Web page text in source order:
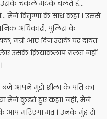
। उसके चकले मटके चलते हैं…
मैंने वितृष्णा के साथ कहा । उससे
अधिकारी, पुलिस के
मंत्री आए दिन उसके घर दावत
उसके क्रियाकलाप ग़लत नहीं
बजे आपने मुझे शीला के पति का
मैंने कुढ़ते हुए कहा। नहीं, मैंने
आप मरिएगा मत । उनके मुंह से